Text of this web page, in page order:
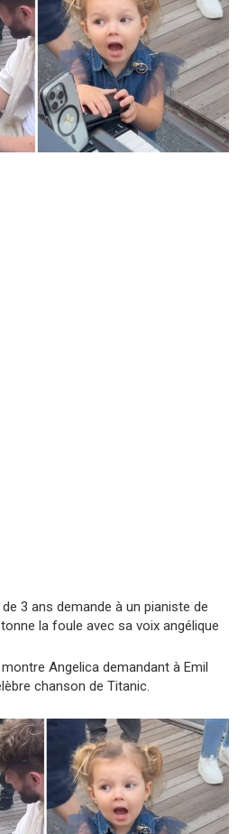
3 ans demande à un pianiste de
la foule avec sa voix angélique
Angelica demandant à Emil
chanson de Titanic.